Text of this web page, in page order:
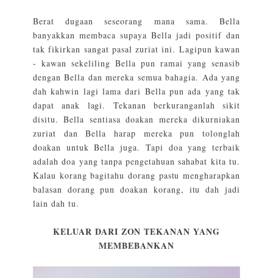
Berat dugaan seseorang mana sama. Bella
banyakkan membaca supaya Bella jadi positif dan
tak fikirkan sangat pasal zuriat ini. Lagipun kawan
- kawan sekeliling Bella pun ramai yang senasib
dengan Bella dan mereka semua bahagia. Ada yang
dah kahwin lagi lama dari Bella pun ada yang tak
dapat anak lagi. Tekanan berkuranganlah sikit
disitu. Bella sentiasa doakan mereka dikurniakan
zuriat dan Bella harap mereka pun tolonglah
doakan untuk Bella juga. Tapi doa yang terbaik
adalah doa yang tanpa pengetahuan sahabat kita tu.
Kalau korang bagitahu dorang pastu mengharapkan
balasan dorang pun doakan korang, itu dah jadi
lain dah tu.
KELUAR DARI ZON TEKANAN YANG
MEMBEBANKAN